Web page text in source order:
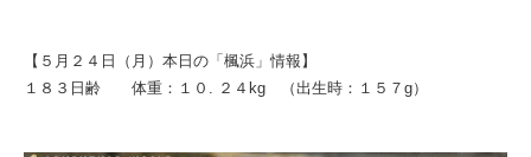
【５月２４日（月）本日の「楓浜」情報】
１８３日齢 体重：１０. ２４kg （出生時：１５７g）